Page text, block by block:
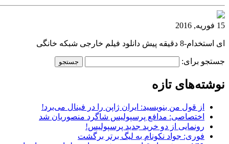
15 فوریه, 2016
ای استخدام-8 دقیقه پیش دانلود فیلم خارجی شبکه خانگی
جستجو برای:
نوشته‌های تازه
از قول من بنویسید: ایران ژاپن را در فینال می‌برد!
اختصاصی: مدافع پرسپولیس شاگرد منصوریان شد
رونمایی از دو خرید جدید پرسپولیس!
فوری: جواد نکونام به لیگ برتر برگشت